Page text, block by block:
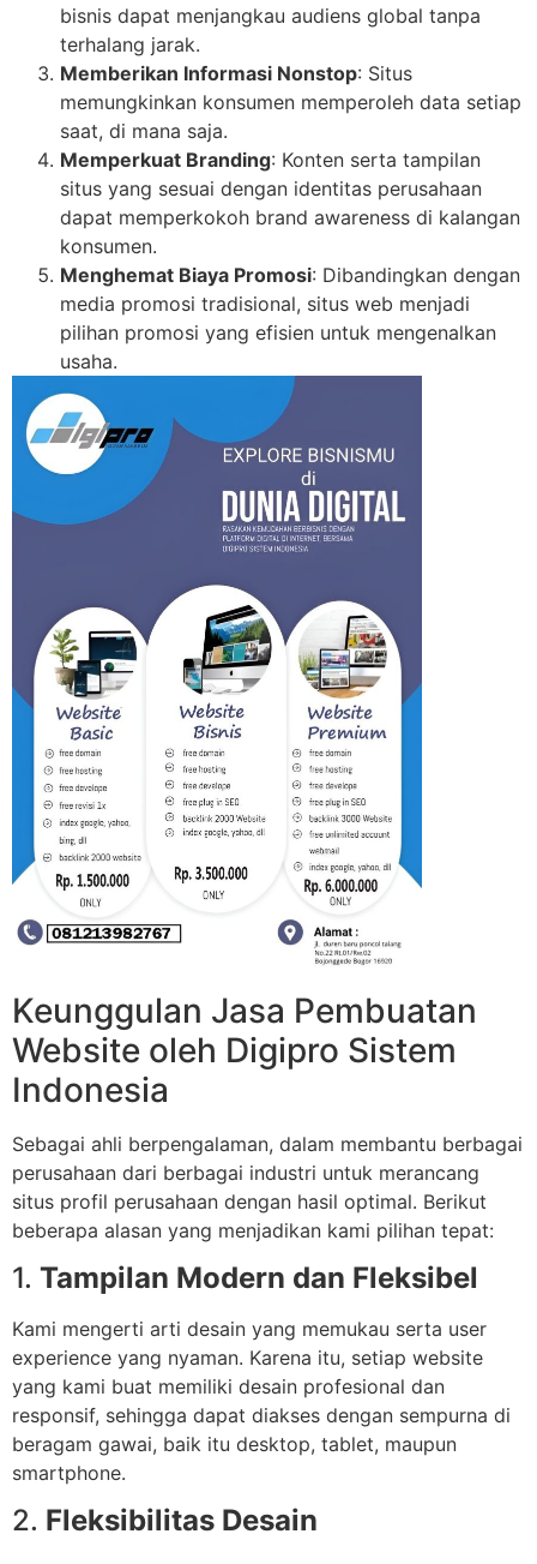
bisnis dapat menjangkau audiens global tanpa
terhalang jarak.
Memberikan Informasi Nonstop: Situs
memungkinkan konsumen memperoleh data setiap
saat, di mana saja.
Memperkuat Branding: Konten serta tampilan
situs yang sesuai dengan identitas perusahaan
dapat memperkokoh brand awareness di kalangan
konsumen.
Menghemat Biaya Promosi: Dibandingkan dengan
media promosi tradisional, situs web menjadi
pilihan promosi yang efisien untuk mengenalkan
usaha.
Keunggulan Jasa Pembuatan
Website oleh Digipro Sistem
Indonesia
Sebagai ahli berpengalaman, dalam membantu berbagai
perusahaan dari berbagai industri untuk merancang
situs profil perusahaan dengan hasil optimal. Berikut
beberapa alasan yang menjadikan kami pilihan tepat:
1. Tampilan Modern dan Fleksibel
Kami mengerti arti desain yang memukau serta user
experience yang nyaman. Karena itu, setiap website
yang kami buat memiliki desain profesional dan
responsif, sehingga dapat diakses dengan sempurna di
beragam gawai, baik itu desktop, tablet, maupun
smartphone.
2. Fleksibilitas Desain